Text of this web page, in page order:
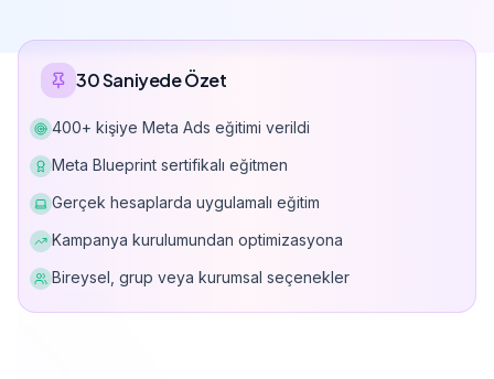
30 Saniyede Özet
400+ kişiye Meta Ads eğitimi verildi
Meta Blueprint sertifikalı eğitmen
Gerçek hesaplarda uygulamalı eğitim
Kampanya kurulumundan optimizasyona
Bireysel, grup veya kurumsal seçenekler
Can Davarcı, Meta Business Partner sertifikalı